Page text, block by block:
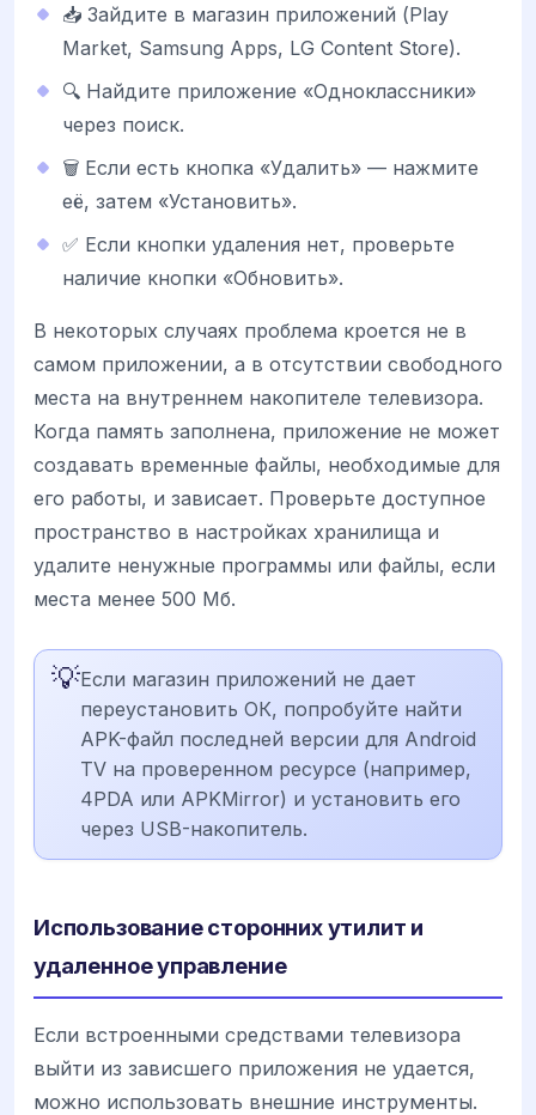
📥 Зайдите в магазин приложений (Play
Market, Samsung Apps, LG Content Store).
🔍 Найдите приложение «Одноклассники»
через поиск.
🗑️ Если есть кнопка «Удалить» — нажмите
её, затем «Установить».
✅ Если кнопки удаления нет, проверьте
наличие кнопки «Обновить».
В некоторых случаях проблема кроется не в
самом приложении, а в отсутствии свободного
места на внутреннем накопителе телевизора.
Когда память заполнена, приложение не может
создавать временные файлы, необходимые для
его работы, и зависает. Проверьте доступное
пространство в настройках хранилища и
удалите ненужные программы или файлы, если
места менее 500 Мб.
💡Если магазин приложений не дает
переустановить ОК, попробуйте найти
APK-файл последней версии для Android
TV на проверенном ресурсе (например,
4PDA или APKMirror) и установить его
через USB-накопитель.
Использование сторонних утилит и
удаленное управление
Если встроенными средствами телевизора
выйти из зависшего приложения не удается,
можно использовать внешние инструменты.